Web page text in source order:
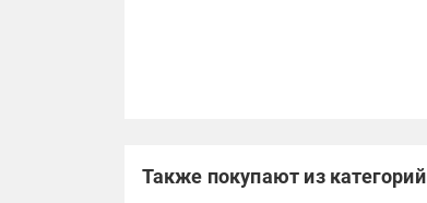
Также покупают из категорий